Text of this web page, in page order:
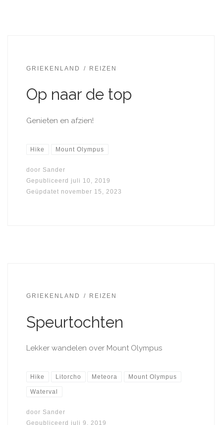
GRIEKENLAND REIZEN
Op naar de top
Genieten en afzien!
Hike Mount Olympus
door Sander
Gepubliceerd juli 10, 2019
Geüpdatet november 15, 2023
GRIEKENLAND REIZEN
Speurtochten
Lekker wandelen over Mount Olympus
Hike Litorcho Meteora Mount Olympus
Waterval
door Sander
Gepubliceerd juli 9, 2019